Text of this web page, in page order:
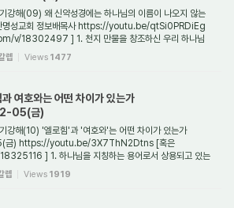
강해(09) 왜 신약성경에는 하나님의 이름이 나오지 않는
명성교회 정보배목사 https://youtu.be/qtSi0PRDiEg
v/18302497 ] 1. 천지 만물을 창조하신 우리 하나님
렙 Views 1477
여호와는 어떤 차이가 있는가
05(금)
강해(10) '엘로힘'과 '여호와'는 어떤 차이가 있는가
) https://youtu.be/3X7ThN2Dtns [혹은
] 1. 하나님을 지칭하는 용어로서 상용되고 있는
렙 Views 1919